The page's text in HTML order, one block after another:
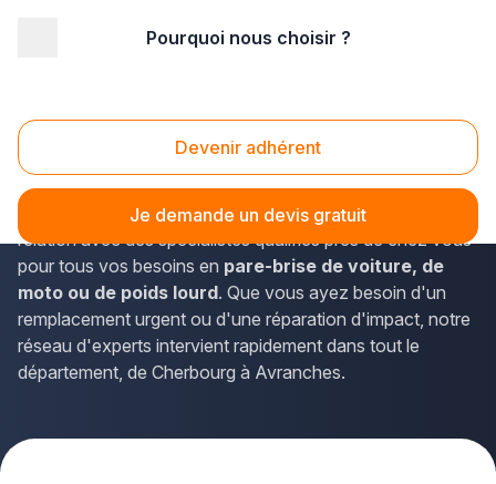
Pourquoi nous choisir ?
Devenir adhérent
Je demande un devis gratuit
Vitrage automobile Manche (50)
Vous recherchez un professionnel du vitrage automobile
dans la Manche ? La solution Plus que pro vous met en
relation avec des spécialistes qualifiés près de chez vous
pour tous vos besoins en pare-brise de voiture, de
moto ou de poids lourd. Que vous ayez besoin d'un
remplacement urgent ou d'une réparation d'impact, notre
réseau d'experts intervient rapidement dans tout le
département, de Cherbourg à Avranches.